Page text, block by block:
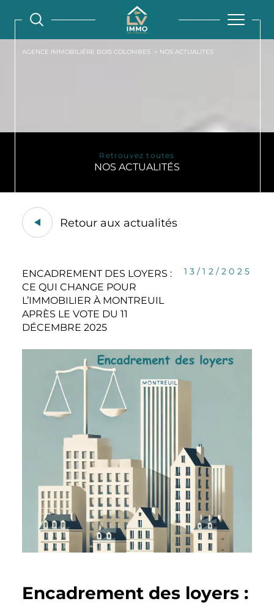
AGENCE IMMOBILIÉRE BOIS COLOMBES NOS ACTUALITES
Retrouvez toutes
NOS ACTUALITÉS
Retour aux actualités
ENCADREMENT DES LOYERS :
CE QUI CHANGE POUR
L’IMMOBILIER À MONTREUIL
APRÈS LE VOTE DU 11
DÉCEMBRE 2025
13/12/2025
Encadrement des loyers :